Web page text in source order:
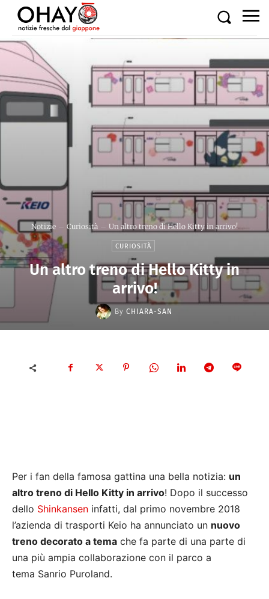
Notizie Curiosità Un altro treno di Hello Kitty in arrivo!
CURIOSITÀ
Un altro treno di Hello Kitty in
arrivo!
By CHIARA-SAN
Per i fan della famosa gattina una bella notizia: un
altro treno di Hello Kitty in arrivo! Dopo il successo
dello Shinkansen infatti, dal primo novembre 2018
l’azienda di trasporti Keio ha annunciato un nuovo
treno decorato a tema che fa parte di una parte di
una più ampia collaborazione con il parco a
tema Sanrio Puroland.